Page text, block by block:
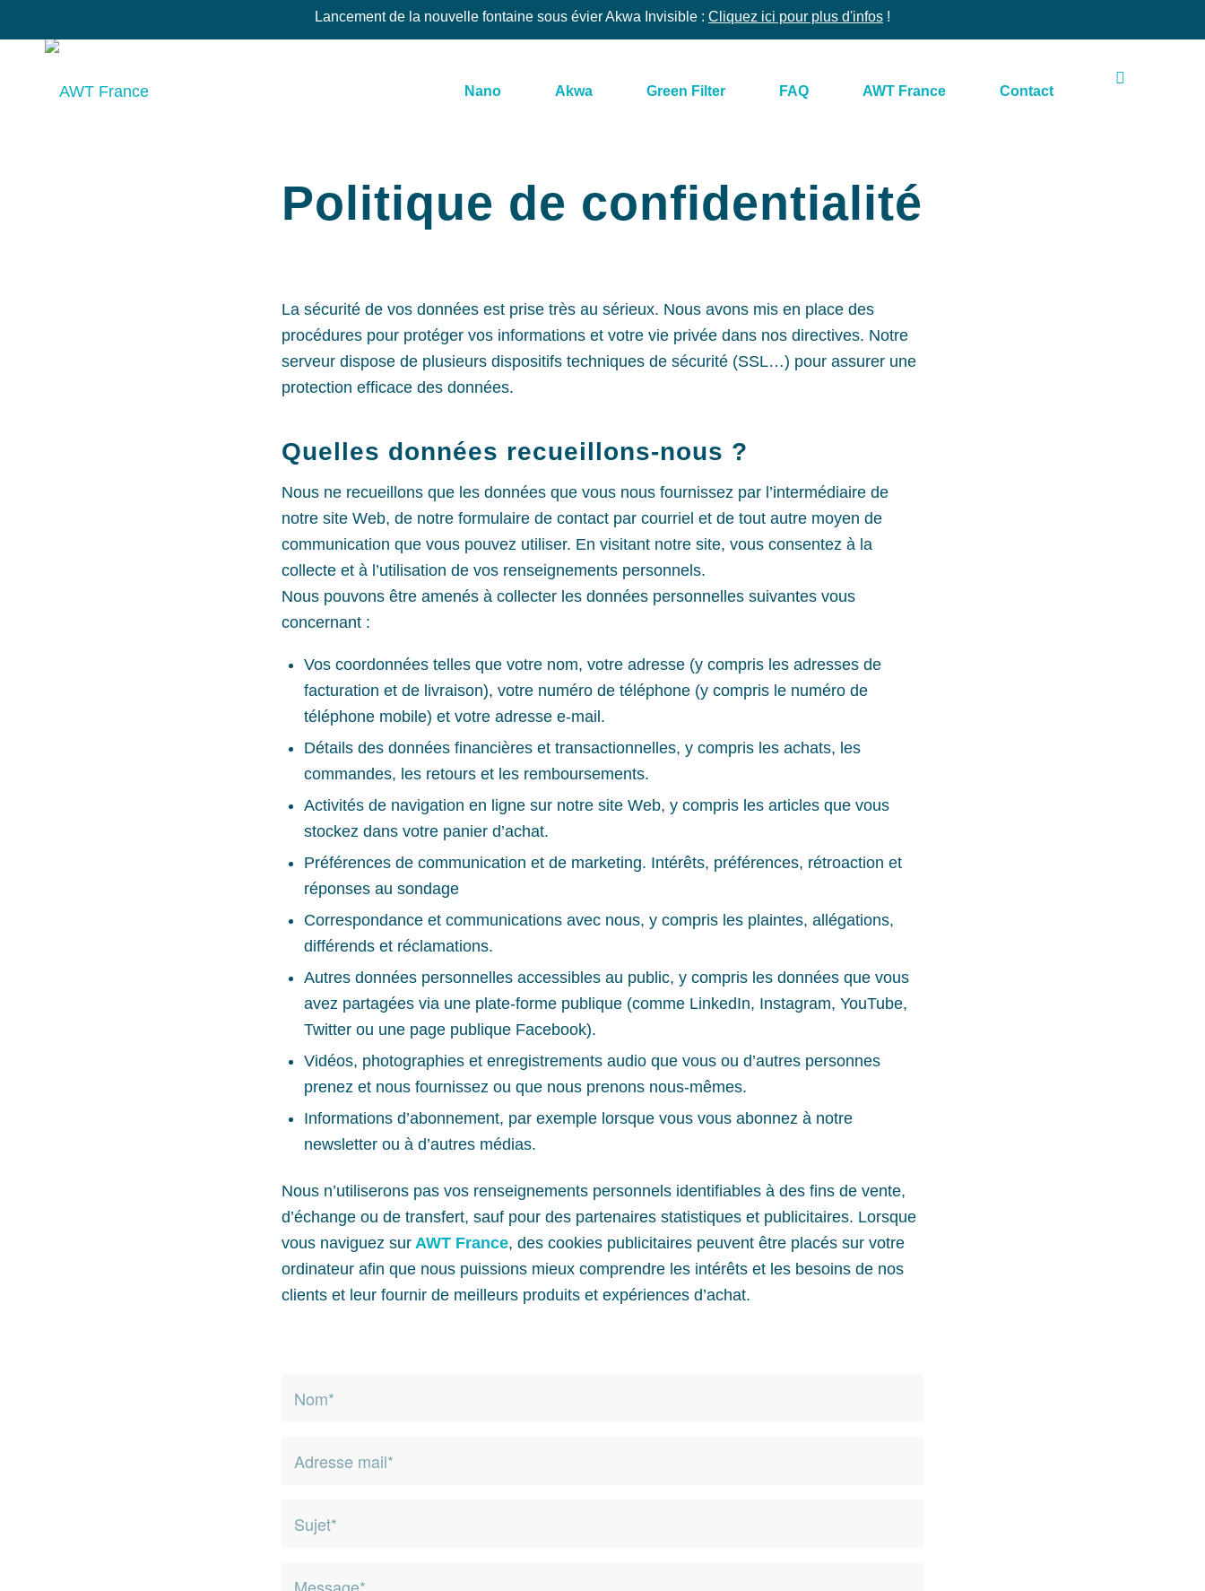
Lancement de la nouvelle fontaine sous évier Akwa Invisible : Cliquez ici pour plus d'infos !
Nano Akwa Green Filter FAQ AWT France Contact
Politique de confidentialité
La sécurité de vos données est prise très au sérieux. Nous avons mis en place des
procédures pour protéger vos informations et votre vie privée dans nos directives. Notre
serveur dispose de plusieurs dispositifs techniques de sécurité (SSL…) pour assurer une
protection efficace des données.
Quelles données recueillons-nous ?
Nous ne recueillons que les données que vous nous fournissez par l’intermédiaire de
notre site Web, de notre formulaire de contact par courriel et de tout autre moyen de
communication que vous pouvez utiliser. En visitant notre site, vous consentez à la
collecte et à l’utilisation de vos renseignements personnels.
Nous pouvons être amenés à collecter les données personnelles suivantes vous
concernant :
Vos coordonnées telles que votre nom, votre adresse (y compris les adresses de
facturation et de livraison), votre numéro de téléphone (y compris le numéro de
téléphone mobile) et votre adresse e-mail.
Détails des données financières et transactionnelles, y compris les achats, les
commandes, les retours et les remboursements.
Activités de navigation en ligne sur notre site Web, y compris les articles que vous
stockez dans votre panier d’achat.
Préférences de communication et de marketing. Intérêts, préférences, rétroaction et
réponses au sondage
Correspondance et communications avec nous, y compris les plaintes, allégations,
différends et réclamations.
Autres données personnelles accessibles au public, y compris les données que vous
avez partagées via une plate-forme publique (comme LinkedIn, Instagram, YouTube,
Twitter ou une page publique Facebook).
Vidéos, photographies et enregistrements audio que vous ou d’autres personnes
prenez et nous fournissez ou que nous prenons nous-mêmes.
Informations d’abonnement, par exemple lorsque vous vous abonnez à notre
newsletter ou à d’autres médias.
Nous n’utiliserons pas vos renseignements personnels identifiables à des fins de vente,
d’échange ou de transfert, sauf pour des partenaires statistiques et publicitaires. Lorsque
vous naviguez surAWT France, des cookies publicitaires peuvent être placés sur votre
ordinateur afin que nous puissions mieux comprendre les intérêts et les besoins de nos
clients et leur fournir de meilleurs produits et expériences d’achat.